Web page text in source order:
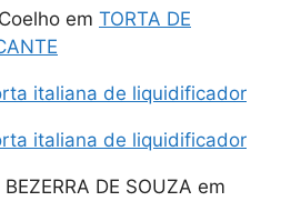
em TORTA DE
italiana de liquidificador
italiana de liquidificador
DE SOUZA em